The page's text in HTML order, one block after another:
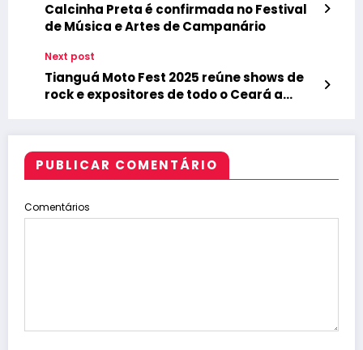
Calcinha Preta é confirmada no Festival
de Música e Artes de Campanário
Next post
Tianguá Moto Fest 2025 reúne shows de
rock e expositores de todo o Ceará a
PUBLICAR COMENTÁRIO
Comentários